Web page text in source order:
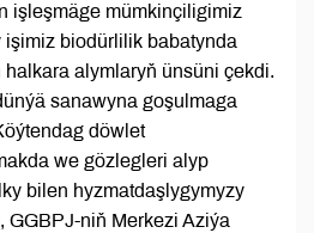
işleşmäge mümkinçiligimiz
işimiz biodürlilik babatynda
alymlaryň ünsüni çekdi.
sanawyna goşulmaga
döwlet
we gözlegleri alyp
bilen hyzmatdaşlygymyzy
GGBPJ-niň Merkezi Aziýa